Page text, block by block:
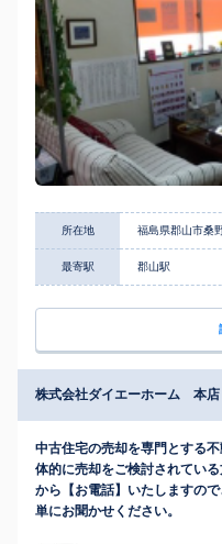
所在地 福島県郡山市桑
最寄駅 郡山駅
株式会社ダイエーホーム 本店
中古住宅の売却を専門とする
体的に売却をご検討されてい
から【お電話】いたしますの
単にお聞かせください。